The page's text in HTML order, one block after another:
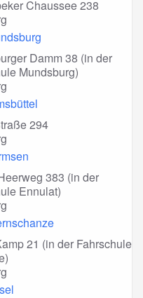
Chaussee 238
Damm 38 (in der
Mundsburg)
294
383 (in der
Ennulat)
21 (in der Fahrschule